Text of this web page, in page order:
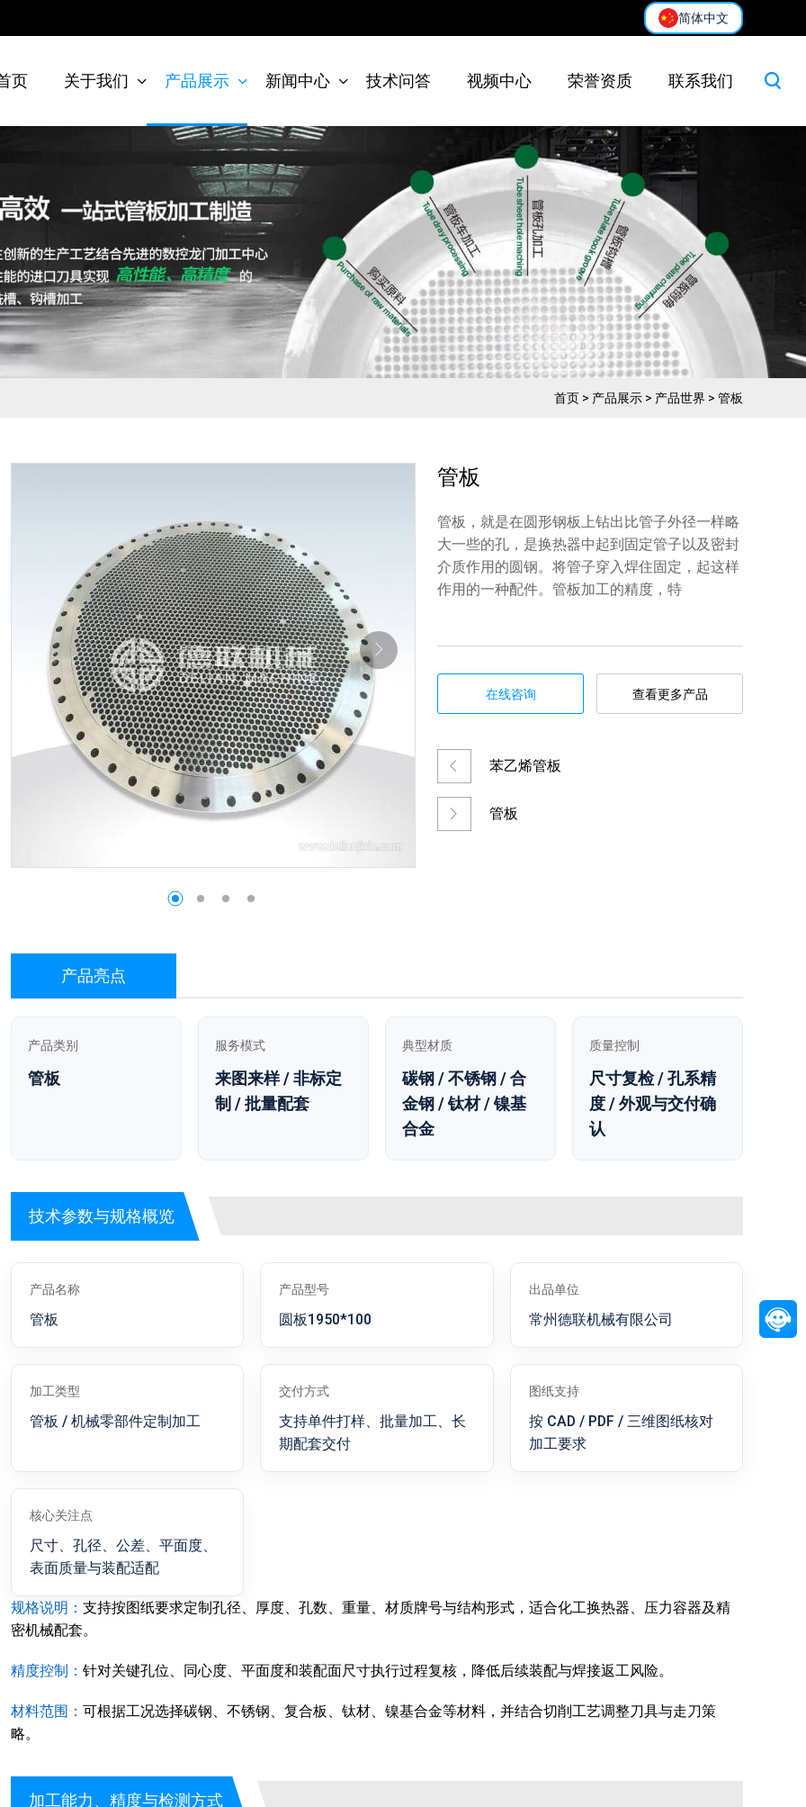
简体中文
页 关于我们 产品展示 新闻中心 技术问答 视频中心 荣誉资质 联系我们
首页 > 产品展示 > 产品世界 > 管板
管板
管板，就是在圆形钢板上钻出比管子外径一样略
大一些的孔，是换热器中起到固定管子以及密封
介质作用的圆钢。将管子穿入焊住固定，起这样
作用的一种配件。管板加工的精度，特
在线咨询 查看更多产品
苯乙烯管板
管板
产品亮点
产品类别
管板
服务模式
来图来样 / 非标定
制 / 批量配套
典型材质
碳钢 / 不锈钢 / 合
金钢 / 钛材 / 镍基
合金
质量控制
尺寸复检 / 孔系精
度 / 外观与交付确
认
技术参数与规格概览
产品名称
管板
产品型号
圆板1950*100
出品单位
常州德联机械有限公司
加工类型
管板 / 机械零部件定制加工
交付方式
支持单件打样、批量加工、长
期配套交付
图纸支持
按 CAD / PDF / 三维图纸核对
加工要求
核心关注点
尺寸、孔径、公差、平面度、
表面质量与装配适配
规格说明： 支持按图纸要求定制孔径、厚度、孔数、重量、材质牌号与结构形式，适合化工换热器、压力容器及精
密机械配套。
精度控制： 针对关键孔位、同心度、平面度和装配面尺寸执行过程复核，降低后续装配与焊接返工风险。
材料范围： 可根据工况选择碳钢、不锈钢、复合板、钛材、镍基合金等材料，并结合切削工艺调整刀具与走刀策
略。
加工能力、精度与检测方式